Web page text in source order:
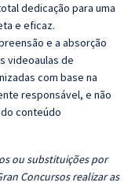
dedicação para uma
e eficaz.
e a absorção
videoaulas de
com base na
responsável, e não
conteúdo
ou substituições por
Concursos realizar as